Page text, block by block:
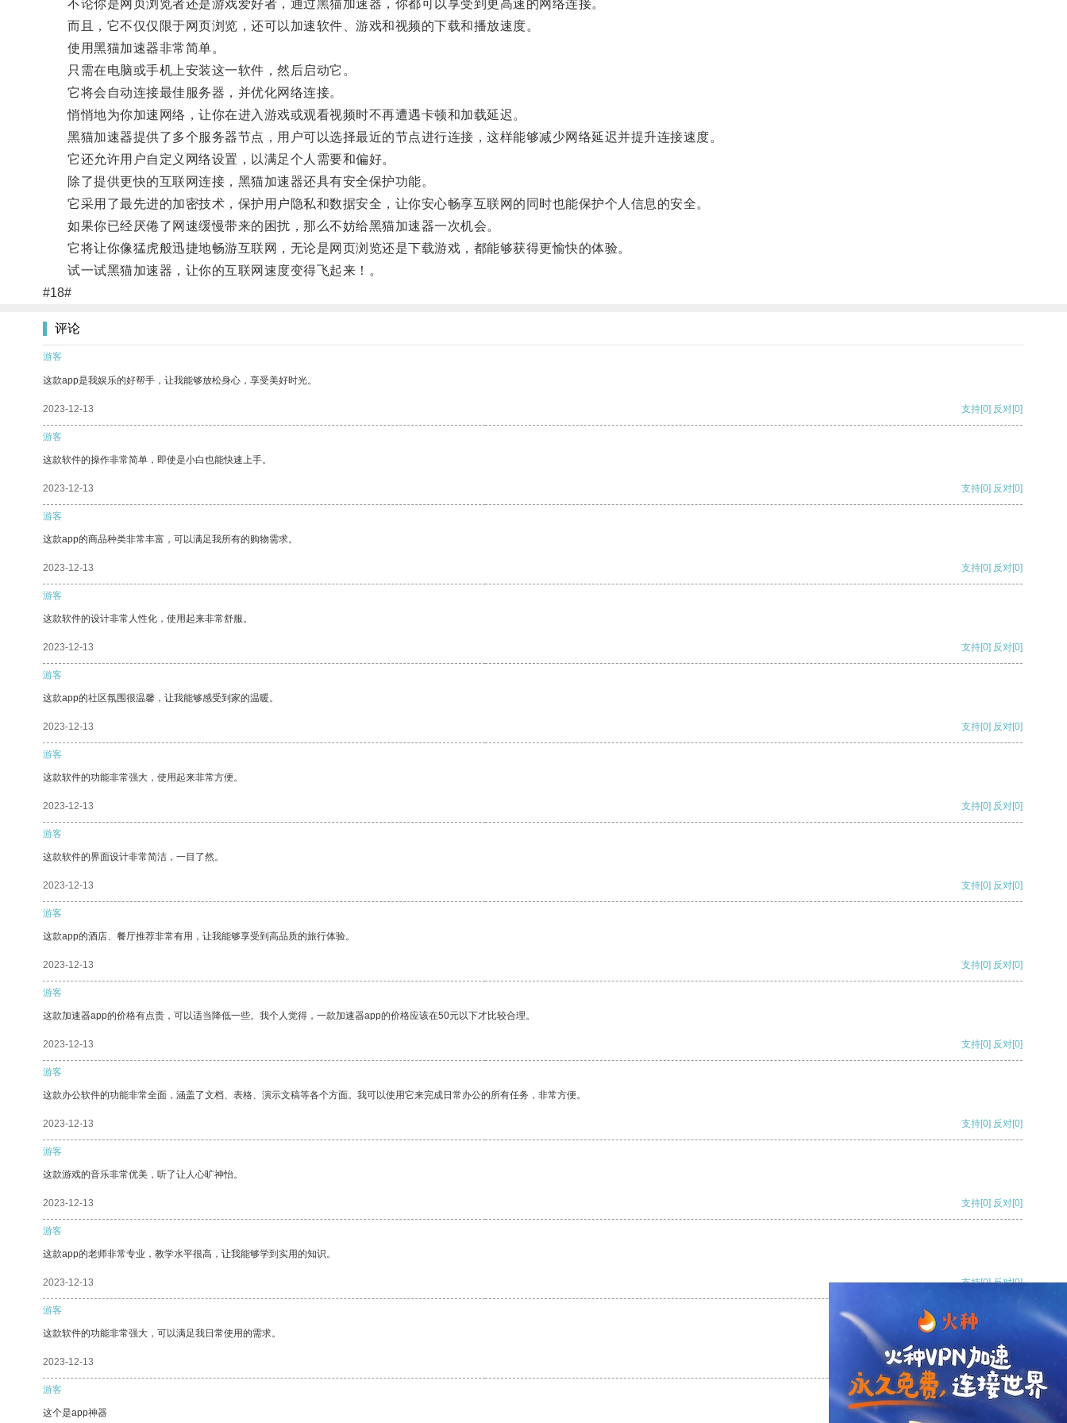
不论你是网页浏览者还是游戏爱好者，通过黑猫加速器，你都可以享受到更高速的网络连接。
而且，它不仅仅限于网页浏览，还可以加速软件、游戏和视频的下载和播放速度。
使用黑猫加速器非常简单。
只需在电脑或手机上安装这一软件，然后启动它。
它将会自动连接最佳服务器，并优化网络连接。
悄悄地为你加速网络，让你在进入游戏或观看视频时不再遭遇卡顿和加载延迟。
黑猫加速器提供了多个服务器节点，用户可以选择最近的节点进行连接，这样能够减少网络延迟并提升连接速度。
它还允许用户自定义网络设置，以满足个人需要和偏好。
除了提供更快的互联网连接，黑猫加速器还具有安全保护功能。
它采用了最先进的加密技术，保护用户隐私和数据安全，让你安心畅享互联网的同时也能保护个人信息的安全。
如果你已经厌倦了网速缓慢带来的困扰，那么不妨给黑猫加速器一次机会。
它将让你像猛虎般迅捷地畅游互联网，无论是网页浏览还是下载游戏，都能够获得更愉快的体验。
试一试黑猫加速器，让你的互联网速度变得飞起来！。
#18#
评论
游客
这款app是我娱乐的好帮手，让我能够放松身心，享受美好时光。
2023-12-13 支持[0] 反对[0]
游客
这款软件的操作非常简单，即使是小白也能快速上手。
2023-12-13 支持[0] 反对[0]
游客
这款app的商品种类非常丰富，可以满足我所有的购物需求。
2023-12-13 支持[0] 反对[0]
游客
这款软件的设计非常人性化，使用起来非常舒服。
2023-12-13 支持[0] 反对[0]
游客
这款app的社区氛围很温馨，让我能够感受到家的温暖。
2023-12-13 支持[0] 反对[0]
游客
这款软件的功能非常强大，使用起来非常方便。
2023-12-13 支持[0] 反对[0]
游客
这款软件的界面设计非常简洁，一目了然。
2023-12-13 支持[0] 反对[0]
游客
这款app的酒店、餐厅推荐非常有用，让我能够享受到高品质的旅行体验。
2023-12-13 支持[0] 反对[0]
游客
这款加速器app的价格有点贵，可以适当降低一些。我个人觉得，一款加速器app的价格应该在50元以下才比较合理。
2023-12-13 支持[0] 反对[0]
游客
这款办公软件的功能非常全面，涵盖了文档、表格、演示文稿等各个方面。我可以使用它来完成日常办公的所有任务，非常方便。
2023-12-13 支持[0] 反对[0]
游客
这款游戏的音乐非常优美，听了让人心旷神怡。
2023-12-13 支持[0] 反对[0]
游客
这款app的老师非常专业，教学水平很高，让我能够学到实用的知识。
2023-12-13 支持[0] 反对[0]
游客
这款软件的功能非常强大，可以满足我日常使用的需求。
2023-12-13 支持[0] 反对
游客
这个是app神器